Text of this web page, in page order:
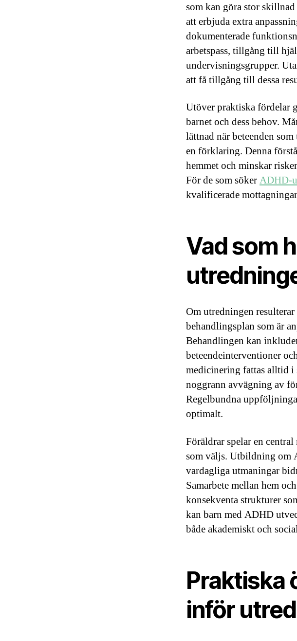
som kan göra stor
att erbjuda extra
dokumenterade
arbetspass, tillgång till
undervisningsgrupper.
att få tillgång till dessa
Utöver praktiska fördelar
barnet och dess behov.
lättnad när beteenden
en förklaring. Denna
hemmet och minskar
För de som sökerADHD-
kvalificerade
Vad som
Om utredningen
behandlingsplan som är
Behandlingen kan
beteendeinterventioner
medicinering fattas alltid i
noggrann avvägning av
Regelbundna
optimalt.
Föräldrar spelar en
som väljs. Utbildning om
vardagliga utmaningar
Samarbete mellan hem
konsekventa strukturer
kan barn med ADHD
både akademiskt och
Praktiska
inför